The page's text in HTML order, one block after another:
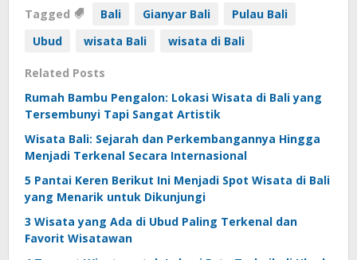
Tagged Bali Gianyar Bali
Pulau Bali
Ubud
wisata Bali wisata di Bali
Related Posts
Rumah Bambu Pengalon: Lokasi Wisata di Bali yang
Tersembunyi Tapi Sangat Artistik
Wisata Bali: Sejarah dan Perkembangannya Hingga
Menjadi Terkenal Secara Internasional
5 Pantai Keren Berikut Ini Menjadi Spot Wisata di Bali
yang Menarik untuk Dikunjungi
3 Wisata yang Ada di Ubud Paling Terkenal dan
Favorit Wisatawan